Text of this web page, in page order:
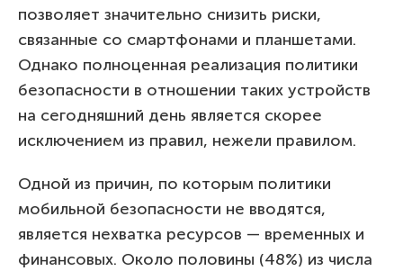
позволяет значительно снизить риски,
связанные со смартфонами и планшетами.
Однако полноценная реализация политики
безопасности в отношении таких устройств
на сегодняшний день является скорее
исключением из правил, нежели правилом.
Одной из причин, по которым политики
мобильной безопасности не вводятся,
является нехватка ресурсов — временных и
финансовых. Около половины (48%) из числа